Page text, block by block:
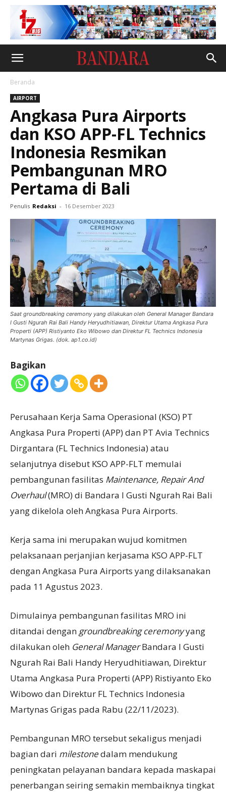
Beranda
AIRPORT
Angkasa Pura Airports
dan KSO APP-FL Technics
Indonesia Resmikan
Pembangunan MRO
Pertama di Bali
Penulis Redaksi - 16 Desember 2023
Saat groundbreaking ceremony yang dilakukan oleh General Manager Bandara
I Gusti Ngurah Rai Bali Handy Heryudhitiawan, Direktur Utama Angkasa Pura
Properti (APP) Ristiyanto Eko Wibowo dan Direktur FL Technics Indonesia
Martynas Grigas. (dok. ap1.co.id)
Bagikan
Perusahaan Kerja Sama Operasional (KSO) PT
Angkasa Pura Properti (APP) dan PT Avia Technics
Dirgantara (FL Technics Indonesia) atau
selanjutnya disebut KSO APP-FLT memulai
pembangunan fasilitas Maintenance, Repair And
Overhaul(MRO) di Bandara I Gusti Ngurah Rai Bali
yang dikelola oleh Angkasa Pura Airports.
Kerja sama ini merupakan wujud komitmen
pelaksanaan perjanjian kerjasama KSO APP-FLT
dengan Angkasa Pura Airports yang dilaksanakan
pada 11 Agustus 2023.
Dimulainya pembangunan fasilitas MRO ini
ditandai dengan groundbreaking ceremonyyang
dilakukan oleh General ManagerBandara I Gusti
Ngurah Rai Bali Handy Heryudhitiawan, Direktur
Utama Angkasa Pura Properti (APP) Ristiyanto Eko
Wibowo dan Direktur FL Technics Indonesia
Martynas Grigas pada Rabu (22/11/2023).
Pembangunan MRO tersebut sekaligus menjadi
bagian dari milestonedalam mendukung
peningkatan pelayanan bandara kepada maskapai
penerbangan seiring semakin membaiknya tingkat